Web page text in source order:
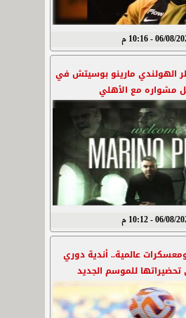
2026 - 10:16 م
الهولندي مارينو بوسيتش في
مشواره مع الأهلي
2026 - 10:12 م
ومعسكرات عالمية.. أندية دوري
للموسم الجديد